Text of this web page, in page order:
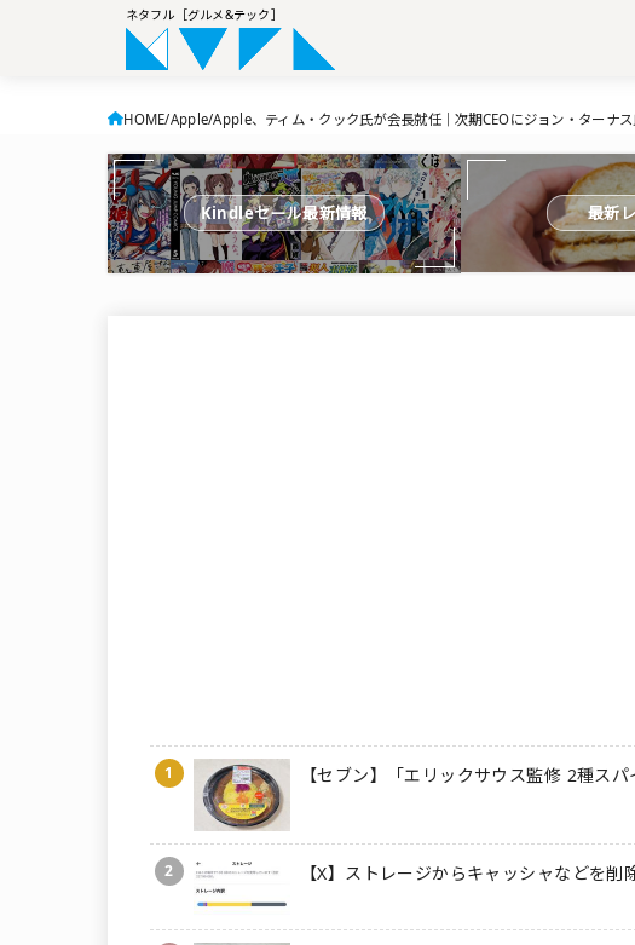
ネタフル［グルメ&テック］
HOME Apple Apple、ティム・クック氏が会長就任｜次期CEOにジョン・ターナ
Kindleセール最新情報 最新
1 【セブン】「エリックサウス監修 2種ス
2 【X】ストレージからキャッシャなどを